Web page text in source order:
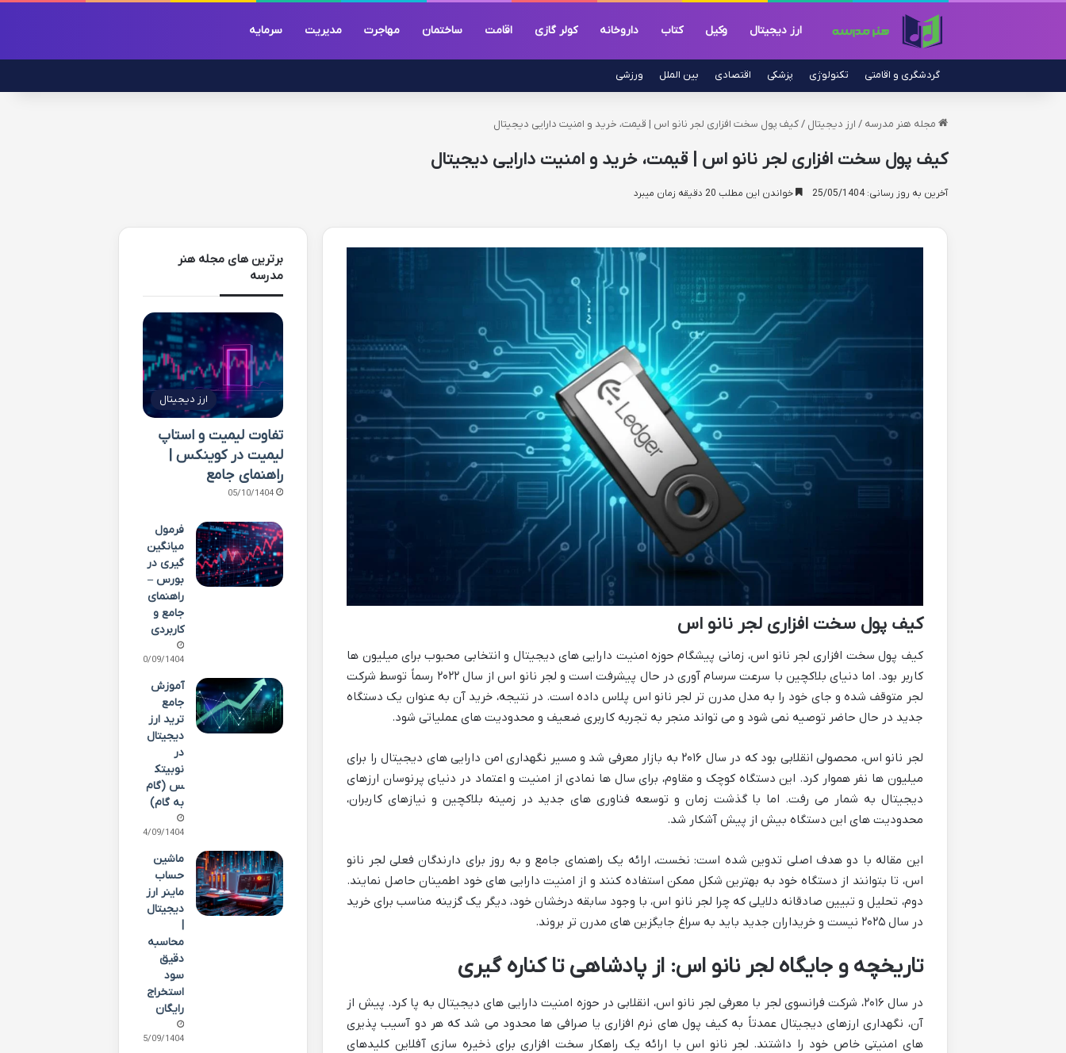
ارز دیجیتال وکیل کتاب داروخانه کولر گازی اقامت ساختمان مهاجرت مدیریت سرمایه
گردشگری و اقامتی تکنولوژی پزشکی اقتصادی بین الملل ورزشی
مجله هنر مدرسه / ارز دیجیتال / کیف پول سخت افزاری لجر نانو اس | قیمت، خرید و امنیت دارایی دیجیتال
کیف پول سخت افزاری لجر نانو اس | قیمت، خرید و امنیت دارایی دیجیتال
آخرین به روز رسانی: 25/05/1404 خواندن این مطلب 20 دقیقه زمان میبرد
کیف پول سخت افزاری لجر نانو اس
کیف پول سخت افزاری لجر نانو اس، زمانی پیشگام حوزه امنیت دارایی های دیجیتال و انتخابی محبوب برای میلیون ها
کاربر بود. اما دنیای بلاکچین با سرعت سرسام آوری در حال پیشرفت است و لجر نانو اس از سال ۲۰۲۲ رسماً توسط شرکت
لجر متوقف شده و جای خود را به مدل مدرن تر لجر نانو اس پلاس داده است. در نتیجه، خرید آن به عنوان یک دستگاه
جدید در حال حاضر توصیه نمی شود و می تواند منجر به تجربه کاربری ضعیف و محدودیت های عملیاتی شود.
لجر نانو اس، محصولی انقلابی بود که در سال ۲۰۱۶ به بازار معرفی شد و مسیر نگهداری امن دارایی های دیجیتال را برای
میلیون ها نفر هموار کرد. این دستگاه کوچک و مقاوم، برای سال ها نمادی از امنیت و اعتماد در دنیای پرنوسان ارزهای
دیجیتال به شمار می رفت. اما با گذشت زمان و توسعه فناوری های جدید در زمینه بلاکچین و نیازهای کاربران،
محدودیت های این دستگاه بیش از پیش آشکار شد.
این مقاله با دو هدف اصلی تدوین شده است: نخست، ارائه یک راهنمای جامع و به روز برای دارندگان فعلی لجر نانو
اس، تا بتوانند از دستگاه خود به بهترین شکل ممکن استفاده کنند و از امنیت دارایی های خود اطمینان حاصل نمایند.
دوم، تحلیل و تبیین صادقانه دلایلی که چرا لجر نانو اس، با وجود سابقه درخشان خود، دیگر یک گزینه مناسب برای خرید
در سال ۲۰۲۵ نیست و خریداران جدید باید به سراغ جایگزین های مدرن تر بروند.
تاریخچه و جایگاه لجر نانو اس: از پادشاهی تا کناره گیری
در سال ۲۰۱۶، شرکت فرانسوی لجر با معرفی لجر نانو اس، انقلابی در حوزه امنیت دارایی های دیجیتال به پا کرد. پیش از
آن، نگهداری ارزهای دیجیتال عمدتاً به کیف پول های نرم افزاری یا صرافی ها محدود می شد که هر دو آسیب پذیری
های امنیتی خاص خود را داشتند. لجر نانو اس با ارائه یک راهکار سخت افزاری برای ذخیره سازی آفلاین کلیدهای
برترین های مجله هنر
مدرسه
ارز دیجیتال
تفاوت لیمیت و استاپ
لیمیت در کوینکس |
راهنمای جامع
05/10/1404
فرمول
میانگین
گیری در
بورس –
راهنمای
جامع و
کاربردی
30/09/1404
آموزش
جامع
ترید ارز
دیجیتال
در
نوبیتک
س (گام
به گام)
24/09/1404
ماشین
حساب
ماینر ارز
دیجیتال
محاسبه
دقیق
سود
استخراج
رایگان
15/09/1404